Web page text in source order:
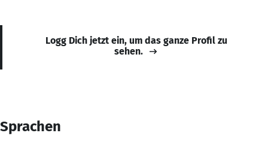
Logg Dich jetzt ein, um das ganze Profil zu
sehen.
Sprachen